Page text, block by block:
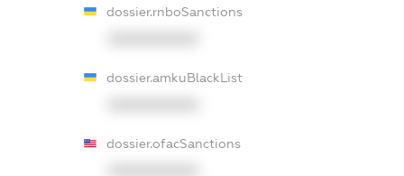
dossier.rnboSanctions
dossier.amkuBlackList
dossier.ofacSanctions